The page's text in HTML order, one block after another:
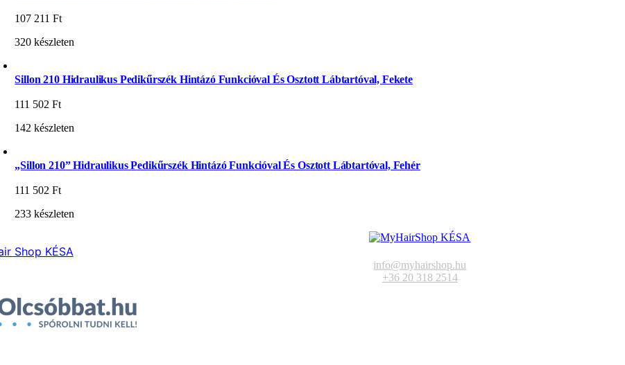
107 211Ft
320 készleten
Sillon 210 Hidraulikus Pedikűrszék Hintázó Funkcióval És Osztott Lábtartóval, Fekete
111 502Ft
142 készleten
„Sillon 210” Hidraulikus Pedikűrszék Hintázó Funkcióval És Osztott Lábtartóval, Fehér
111 502Ft
233 készleten
Shop KÉSA
info@myhairshop.hu
+36 20 318 2514